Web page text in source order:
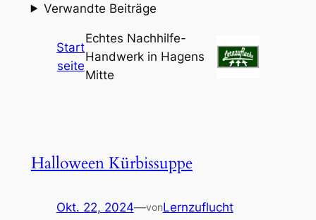
Verwandte Beiträge
Start
seite
Echtes Nachhilfe-
Handwerk in Hagens
Mitte
Halloween Kürbissuppe
Okt. 22, 2024—vonLernzuflucht